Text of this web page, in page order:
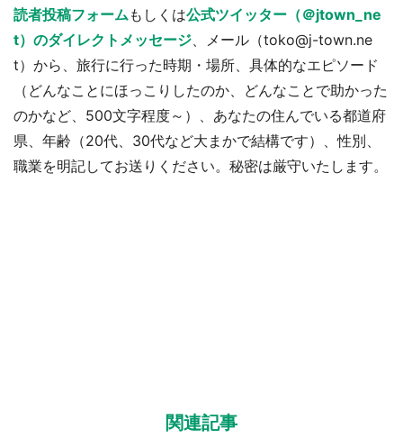
読者投稿フォームもしくは公式ツイッター（＠jtown_ne
t）のダイレクトメッセージ、メール（toko@j-town.ne
t）から、旅行に行った時期・場所、具体的なエピソード
（どんなことにほっこりしたのか、どんなことで助かった
のかなど、500文字程度～）、あなたの住んでいる都道府
県、年齢（20代、30代など大まかで結構です）、性別、
職業を明記してお送りください。秘密は厳守いたします。
関連記事